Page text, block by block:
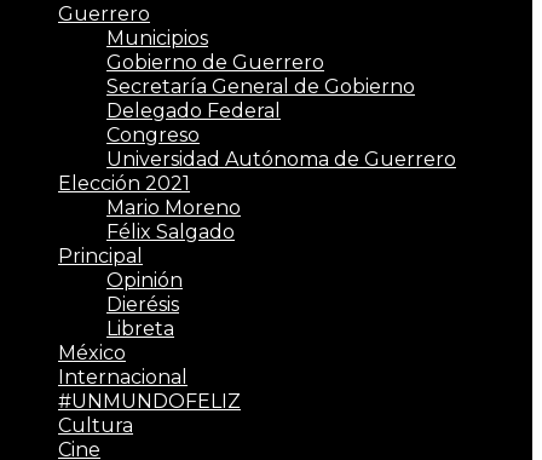
Guerrero
Municipios
Gobierno de Guerrero
Secretaría General de Gobierno
Delegado Federal
Congreso
Universidad Autónoma de Guerrero
Elección 2021
Mario Moreno
Félix Salgado
Principal
Opinión
Dierésis
Libreta
México
Internacional
#UNMUNDOFELIZ
Cultura
Cine